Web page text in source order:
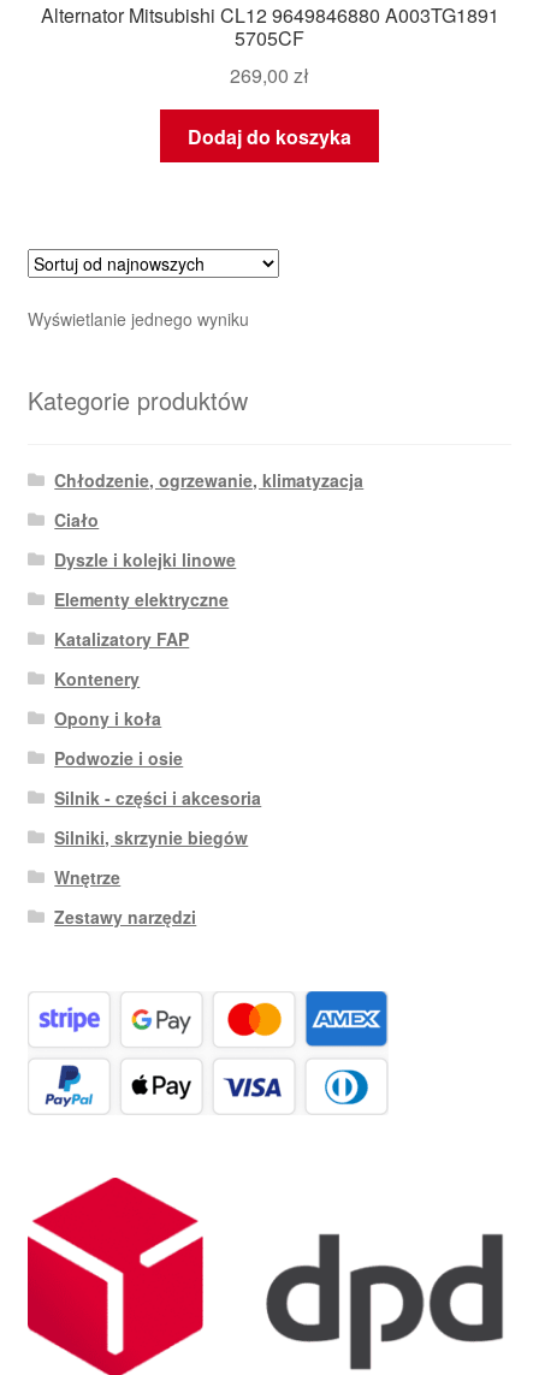
Alternator Mitsubishi CL12 9649846880 A003TG1891
5705CF
269,00 zł
Dodaj do koszyka
Wyświetlanie jednego wyniku
Kategorie produktów
Chłodzenie, ogrzewanie, klimatyzacja
Ciało
Dyszle i kolejki linowe
Elementy elektryczne
Katalizatory FAP
Kontenery
Opony i koła
Podwozie i osie
Silnik - części i akcesoria
Silniki, skrzynie biegów
Wnętrze
Zestawy narzędzi